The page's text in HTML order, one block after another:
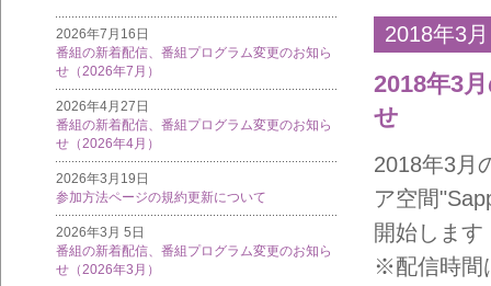
2026年7月16日
番組の新着配信、番組プログラム変更のお知ら
せ（2026年7月）
2026年4月27日
番組の新着配信、番組プログラム変更のお知ら
せ（2026年4月）
2026年3月19日
参加方法ページの規約更新について
2026年3月 5日
番組の新着配信、番組プログラム変更のお知ら
せ（2026年3月）
2018年3
2018年3
せ
2018年3月
ア空間
開始します
※配信時間